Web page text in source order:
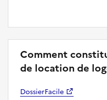
Comment
de location de
DossierFacile